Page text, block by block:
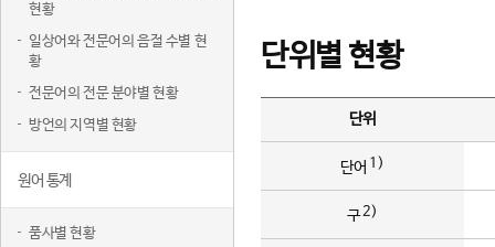
현황
일상어와 전문어의 음절 수별 현
황
전문어의 전문 분야별 현황
방언의 지역별 현황
원어 통계
품사별 현황
단위별 현황
단위
단어 1)
구2)